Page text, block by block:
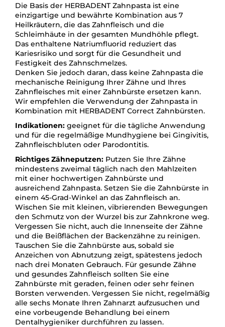
Die Basis der HERBADENT Zahnpasta ist eine
einzigartige und bewährte Kombination aus 7
Heilkräutern, die das Zahnfleisch und die
Schleimhäute in der gesamten Mundhöhle pflegt.
Das enthaltene Natriumfluorid reduziert das
Kariesrisiko und sorgt für die Gesundheit und
Festigkeit des Zahnschmelzes.
Denken Sie jedoch daran, dass keine Zahnpasta die
mechanische Reinigung Ihrer Zähne und Ihres
Zahnfleisches mit einer Zahnbürste ersetzen kann.
Wir empfehlen die Verwendung der Zahnpasta in
Kombination mit HERBADENT Correct Zahnbürsten.
Indikationen: geeignet für die tägliche Anwendung
und für die regelmäßige Mundhygiene bei Gingivitis,
Zahnfleischbluten oder Parodontitis.
Richtiges Zähneputzen: Putzen Sie Ihre Zähne
mindestens zweimal täglich nach den Mahlzeiten
mit einer hochwertigen Zahnbürste und
ausreichend Zahnpasta. Setzen Sie die Zahnbürste in
einem 45-Grad-Winkel an das Zahnfleisch an.
Wischen Sie mit kleinen, vibrierenden Bewegungen
den Schmutz von der Wurzel bis zur Zahnkrone weg.
Vergessen Sie nicht, auch die Innenseite der Zähne
und die Beißflächen der Backenzähne zu reinigen.
Tauschen Sie die Zahnbürste aus, sobald sie
Anzeichen von Abnutzung zeigt, spätestens jedoch
nach drei Monaten Gebrauch. Für gesunde Zähne
und gesundes Zahnfleisch sollten Sie eine
Zahnbürste mit geraden, feinen oder sehr feinen
Borsten verwenden. Vergessen Sie nicht, regelmäßig
alle sechs Monate Ihren Zahnarzt aufzusuchen und
eine vorbeugende Behandlung bei einem
Dentalhygieniker durchführen zu lassen.